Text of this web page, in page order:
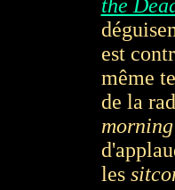
the
est
même
de la
les